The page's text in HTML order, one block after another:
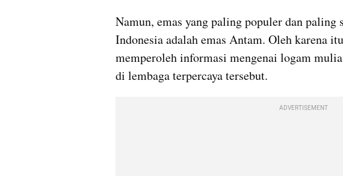
Namun, emas yang paling populer dan
Indonesia adalah emas Antam. Oleh karena
memperoleh informasi mengenai logam
di lembaga terpercaya tersebut.
ADVERTISEMENT